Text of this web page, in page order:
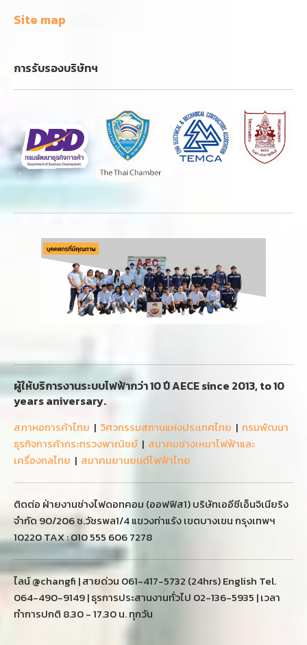
Site map
การรับรองบริษัทฯ
ผู้ให้บริการงานระบบไฟฟ้ากว่า 10 ปี AECE since 2013, to 10
years aniversary.
สภาหอการค้าไทย | วิศวกรรมสถานแห่งประเทศไทย | กรมพัฒนา
ธุรกิจการค้ากระทรวงพาณิชย์| สมาคมช่างเหมาไฟฟ้าและ
เครื่องกลไทย | สมาคมยานยนต์ไฟฟ้าไทย
ติดต่อ ฝ่ายงานช่างไฟดอทคอม (ออฟฟิส1) บริษัทเออีซีเอ็นจิเนียริง
จำกัด 90/206 ซ.วัชรพล1/4 แขวงท่าแร้ง เขตบางเขน กรุงเทพฯ
10220 TAX : 010 555 606 7278
ไลน์ @changfi | สายด่วน 061-417-5732 (24hrs) English Tel.
064-490-9149 | ธุรการประสานงานทั่วไป 02-136-5935 | เวลา
ทำการปกติ 8.30 - 17.30 น. ทุกวัน